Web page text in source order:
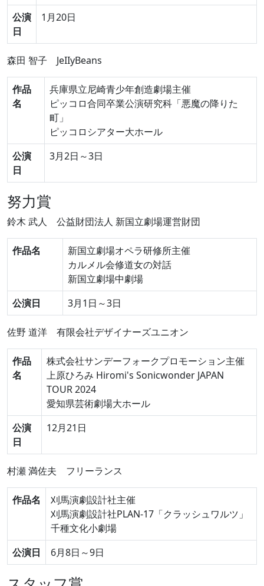
公演
日
1月20日
森田 智子 JeIIyBeans
作品
名
兵庫県立尼崎青少年創造劇場主催
ピッコロ合同卒業公演研究科「悪魔の降りた
町」
ピッコロシアター大ホール
公演
日
3月2日～3日
努力賞
鈴木 武人 公益財団法人 新国立劇場運営財団
作品名
新国立劇場オペラ研修所主催
カルメル会修道女の対話
新国立劇場中劇場
公演日
3月1日～3日
佐野 道洋 有限会社デザイナーズユニオン
作品
名
株式会社サンデーフォークプロモーション主催
上原ひろみ Hiromi's Sonicwonder JAPAN
TOUR 2024
愛知県芸術劇場大ホール
公演
日
12月21日
村瀬 満佐夫 フリーランス
作品名
刈馬演劇設計社主催
刈馬演劇設計社PLAN-17「クラッシュワルツ」
千種文化小劇場
公演日
6月8日～9日